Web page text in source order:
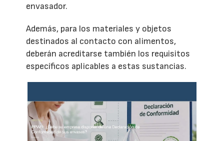
envasador.
Además, para los materiales y objetos
destinados al contacto con alimentos,
deberán acreditarse también los requisitos
específicos aplicables a estas sustancias.